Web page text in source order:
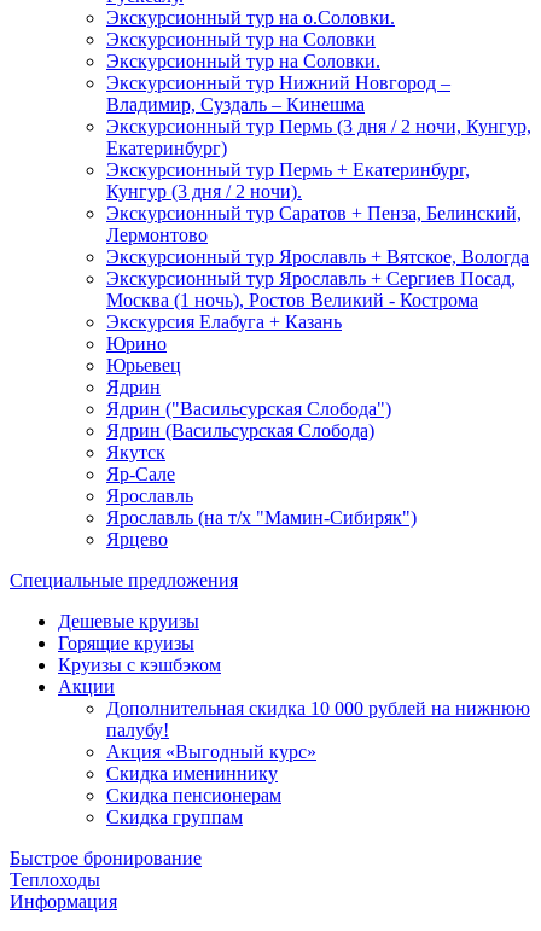
Экскурсионный тур на о.Соловки.
Экскурсионный тур на Соловки
Экскурсионный тур на Соловки.
Экскурсионный тур Нижний Новгород –
Владимир, Суздаль – Кинешма
Экскурсионный тур Пермь (3 дня / 2 ночи, Кунгур,
Екатеринбург)
Экскурсионный тур Пермь + Екатеринбург,
Кунгур (3 дня / 2 ночи).
Экскурсионный тур Саратов + Пенза, Белинский,
Лермонтово
Экскурсионный тур Ярославль + Вятское, Вологда
Экскурсионный тур Ярославль + Сергиев Посад,
Москва (1 ночь), Ростов Великий - Кострома
Экскурсия Елабуга + Казань
Юрино
Юрьевец
Ядрин
Ядрин ("Васильсурская Слобода")
Ядрин (Васильсурская Слобода)
Якутск
Яр-Сале
Ярославль
Ярославль (на т/х "Мамин-Сибиряк")
Ярцево
Специальные предложения
Дешевые круизы
Горящие круизы
Круизы с кэшбэком
Акции
Дополнительная скидка 10 000 рублей на нижнюю
палубу!
Акция «Выгодный курс»
Скидка имениннику
Скидка пенсионерам
Скидка группам
Быстрое бронирование
Теплоходы
Информация